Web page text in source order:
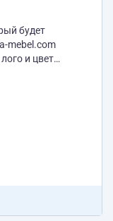
будет
mebel.com
и цвет
по дизайну
как это будет
я не
бюджет 15000